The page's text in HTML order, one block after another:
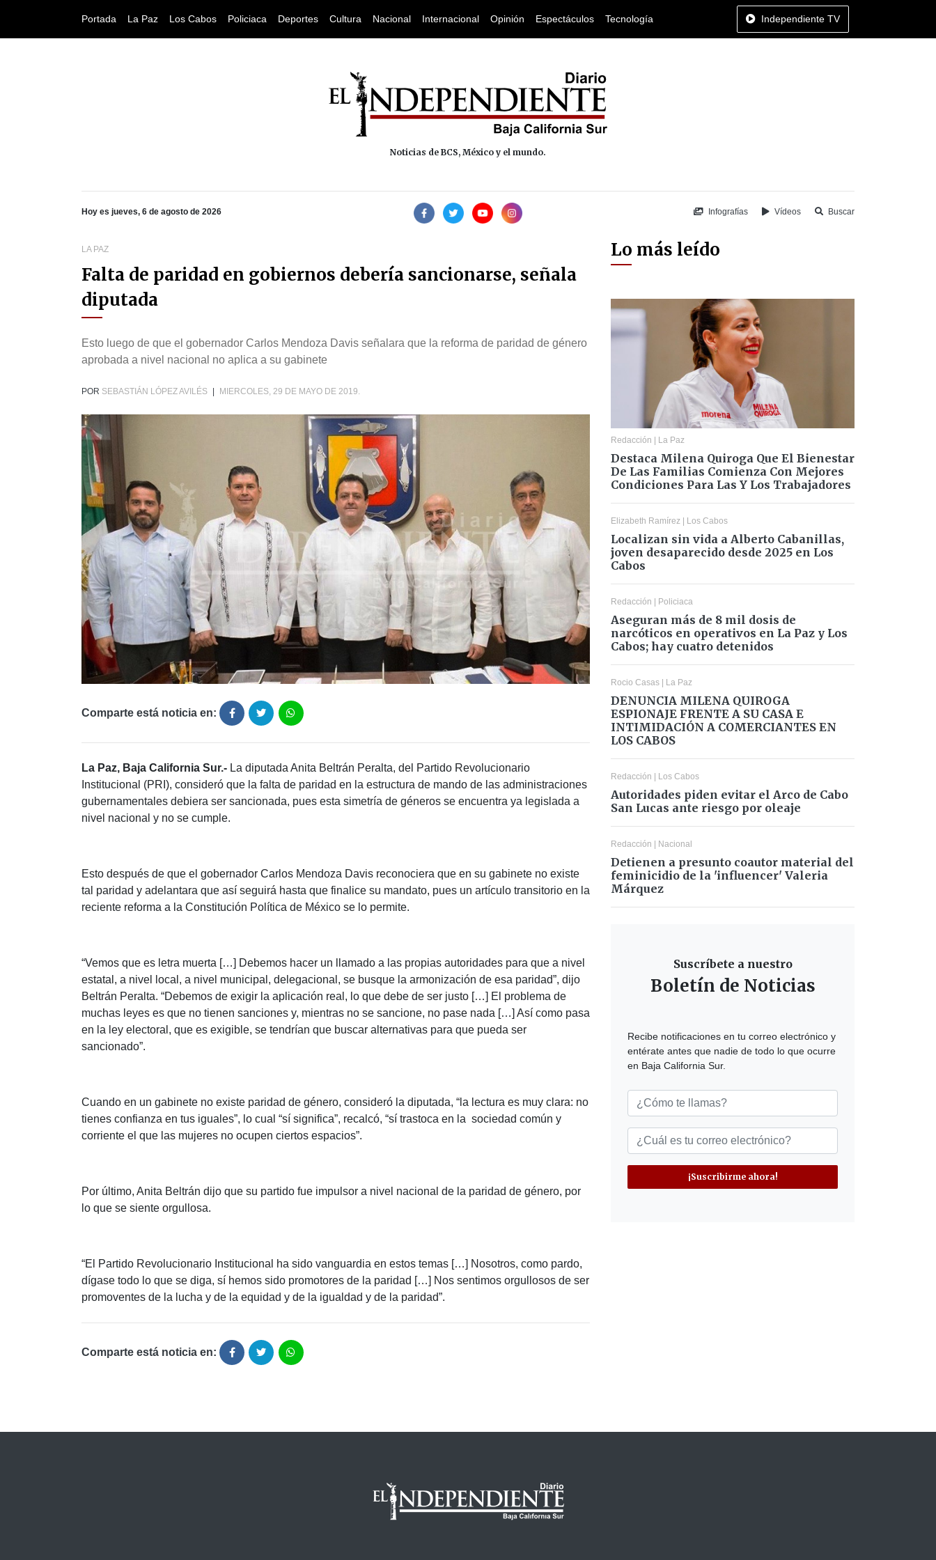
Portada La Paz Los Cabos Policiaca Deportes Cultura Nacional Internacional Opinión Espectáculos Tecnología Independiente TV
Noticias de BCS, México y el mundo.
Hoy es jueves, 6 de agosto de 2026 Infografías Vídeos Buscar
LA PAZ
Falta de paridad en gobiernos debería sancionarse, señala
diputada
Esto luego de que el gobernador Carlos Mendoza Davis señalara que la reforma de paridad de género
aprobada a nivel nacional no aplica a su gabinete
POR SEBASTIÁN LÓPEZ AVILÉS MIERCOLES, 29 DE MAYO DE 2019.
Comparte está noticia en:
La Paz, Baja California Sur.- La diputada Anita Beltrán Peralta, del Partido Revolucionario
Institucional (PRI), consideró que la falta de paridad en la estructura de mando de las administraciones
gubernamentales debiera ser sancionada, pues esta simetría de géneros se encuentra ya legislada a
nivel nacional y no se cumple.
Esto después de que el gobernador Carlos Mendoza Davis reconociera que en su gabinete no existe
tal paridad y adelantara que así seguirá hasta que finalice su mandato, pues un artículo transitorio en la
reciente reforma a la Constitución Política de México se lo permite.
“Vemos que es letra muerta […] Debemos hacer un llamado a las propias autoridades para que a nivel
estatal, a nivel local, a nivel municipal, delegacional, se busque la armonización de esa paridad”, dijo
Beltrán Peralta. “Debemos de exigir la aplicación real, lo que debe de ser justo […] El problema de
muchas leyes es que no tienen sanciones y, mientras no se sancione, no pase nada […] Así como pasa
en la ley electoral, que es exigible, se tendrían que buscar alternativas para que pueda ser
sancionado”.
Cuando en un gabinete no existe paridad de género, consideró la diputada, “la lectura es muy clara: no
tienes confianza en tus iguales”, lo cual “sí significa”, recalcó, “sí trastoca en la sociedad común y
corriente el que las mujeres no ocupen ciertos espacios”.
Por último, Anita Beltrán dijo que su partido fue impulsor a nivel nacional de la paridad de género, por
lo que se siente orgullosa.
“El Partido Revolucionario Institucional ha sido vanguardia en estos temas […] Nosotros, como pardo,
dígase todo lo que se diga, sí hemos sido promotores de la paridad […] Nos sentimos orgullosos de ser
promoventes de la lucha y de la equidad y de la igualdad y de la paridad”.
Comparte está noticia en:
Lo más leído
Redacción | La Paz
Destaca Milena Quiroga Que El Bienestar
De Las Familias Comienza Con Mejores
Condiciones Para Las Y Los Trabajadores
Elizabeth Ramírez | Los Cabos
Localizan sin vida a Alberto Cabanillas,
joven desaparecido desde 2025 en Los
Cabos
Redacción | Policiaca
Aseguran más de 8 mil dosis de
narcóticos en operativos en La Paz y Los
Cabos; hay cuatro detenidos
Rocio Casas | La Paz
DENUNCIA MILENA QUIROGA
ESPIONAJE FRENTE A SU CASA E
INTIMIDACIÓN A COMERCIANTES EN
LOS CABOS
Redacción | Los Cabos
Autoridades piden evitar el Arco de Cabo
San Lucas ante riesgo por oleaje
Redacción | Nacional
Detienen a presunto coautor material del
feminicidio de la 'influencer' Valeria
Márquez
Suscríbete a nuestro
Boletín de Noticias
Recibe notificaciones en tu correo electrónico y
entérate antes que nadie de todo lo que ocurre
en Baja California Sur.
¡Suscribirme ahora!